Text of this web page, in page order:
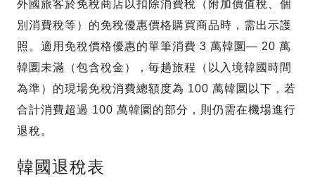
外國旅客於免稅商店以扣除消費稅（附加價值稅、個
別消費稅等）的免稅優惠價格購買商品時，需出示護
照。適用免稅價格優惠的單筆消費 3 萬韓圜— 20 萬
韓圜未滿（包含稅金），毎趟旅程（以入境韓國時間
為準）的現場免稅消費總額度為 100 萬韓圜以下，若
合計消費超過 100 萬韓圜的部分，則仍需在機場進行
退稅。
韓國退稅表